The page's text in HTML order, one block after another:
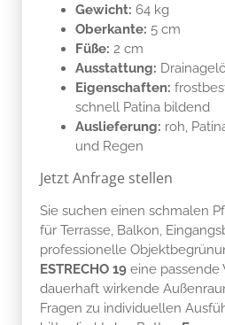
Gewicht: 64 kg
Oberkante: 5 cm
Füße: 2 cm
Ausstattung:
Eigenschaften:
schnell Patina bildend
Auslieferung: roh,
und Regen
Jetzt Anfrage stellen
Sie suchen einen schmalen
für Terrasse, Balkon,
professionelle
ESTRECHO 19 eine
dauerhaft wirkende
Fragen zu individuellen